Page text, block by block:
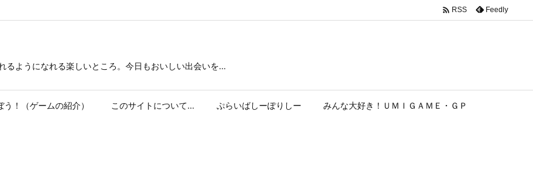
るようになれる楽しいところ。今日もおいしい出会いを…
う！（ゲームの紹介） このサイトについて… ぷらいばしーぽりしー みんな大好き！ＵＭＩＧＡＭＥ・ＧＰ
 RSS Feedly